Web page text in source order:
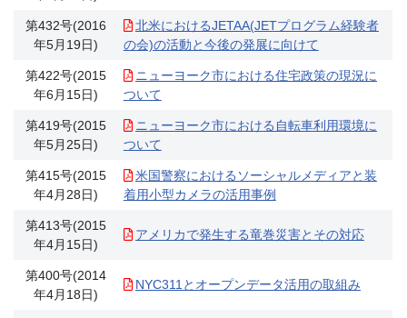
第432号(2016
年5月19日)
北米におけるJETAA(JETプログラム経験者
の会)の活動と今後の発展に向けて
第422号(2015
年6月15日)
ニューヨーク市における住宅政策の現況に
ついて
第419号(2015
年5月25日)
ニューヨーク市における自転車利用環境に
ついて
第415号(2015
年4月28日)
米国警察におけるソーシャルメディアと装
着用小型カメラの活用事例
第413号(2015
年4月15日)
アメリカで発生する竜巻災害とその対応
第400号(2014
年4月18日)
NYC311とオープンデータ活用の取組み